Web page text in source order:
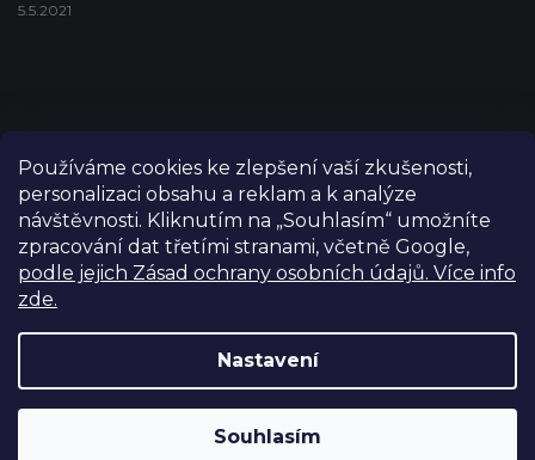
Používáme cookies ke zlepšení vaší zkušenosti,
personalizaci obsahu a reklam a k analýze
návštěvnosti. Kliknutím na „Souhlasím“ umožníte
zpracování dat třetími stranami, včetně Google,
podle jejich Zásad ochrany osobních údajů. Více info
zde.
Nastavení
Souhlasím
Výdejní sklad Praha: PO–PÁ 8:00–16:00. Při objednání a
5.5.2021
Vytvořil Shoptet
Copyright 2026FILM-TECHNIKA. Všechna práva vyhrazena.
Upravit nastavení cookies